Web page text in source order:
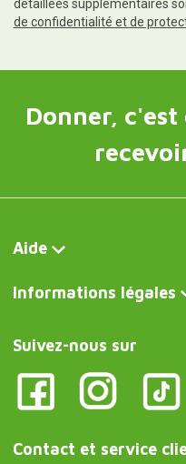
détaillées supplémentaires
de confidentialité et de
Donner,
Aide
Informations légales
Suivez-nous sur
Contact et service